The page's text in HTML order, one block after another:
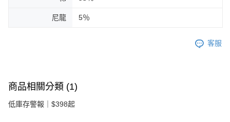
尼龍 5％
客服
商品相關分類 (1)
低庫存警報｜$398起